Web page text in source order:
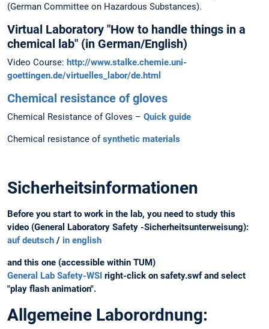
(German Committee on Hazardous Substances).
Virtual Laboratory "How to handle things in a
chemical lab" (in German/English)
Video Course: http://www.stalke.chemie.uni-
goettingen.de/virtuelles_labor/de.html
Chemical resistance of gloves
Chemical Resistance of Gloves – Quick guide
Chemical resistance ofsynthetic materials
Sicherheitsinformationen
Before you start to work in the lab, you need to study this
video (General Laboratory Safety -Sicherheitsunterweisung):
auf deutsch / in english
and this one (accessible within TUM)
General Lab Safety-WSI right-click on safety.swf and select
"play flash animation".
Allgemeine Laborordnung: